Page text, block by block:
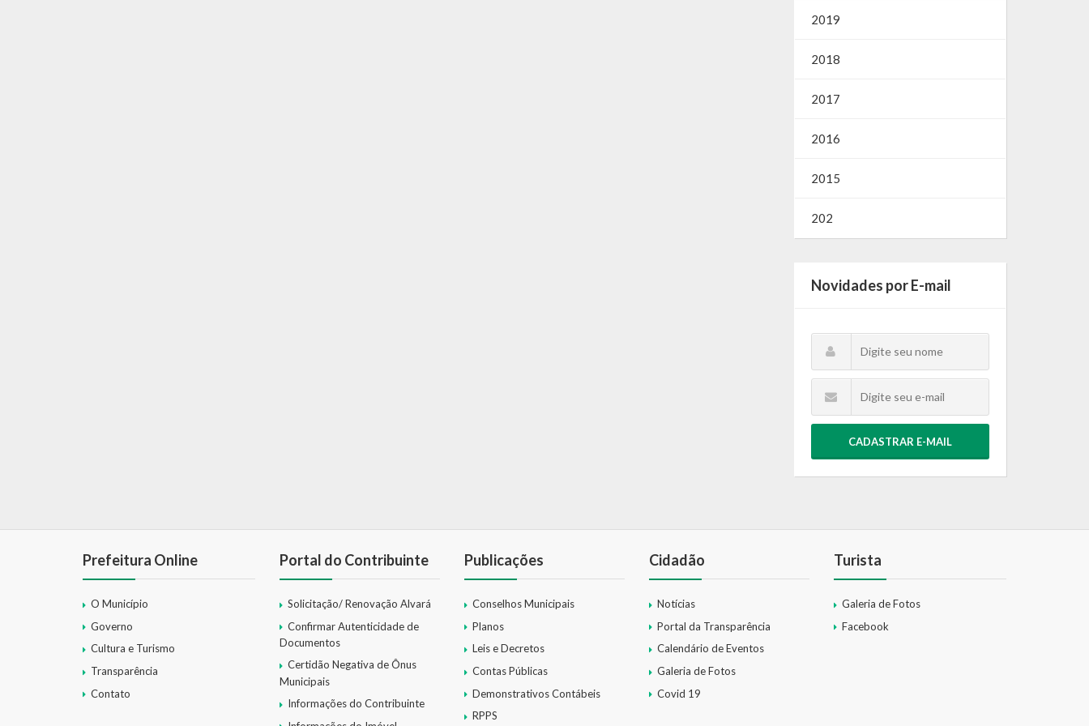
2019
2018
2017
2016
2015
202
Novidades por E-mail
CADASTRAR E-MAIL
Prefeitura Online
O Município
Governo
Cultura e Turismo
Transparência
Contato
Portal do Contribuinte
Solicitação/ Renovação Alvará
Confirmar Autenticidade de
Documentos
Certidão Negativa de Ônus
Municipais
Informações do Contribuinte
Publicações
Conselhos Municipais
Planos
Leis e Decretos
Contas Públicas
Demonstrativos Contábeis
RPPS
Cidadão
Notícias
Portal da Transparência
Calendário de Eventos
Galeria de Fotos
Covid 19
Turista
Galeria de Fotos
Facebook